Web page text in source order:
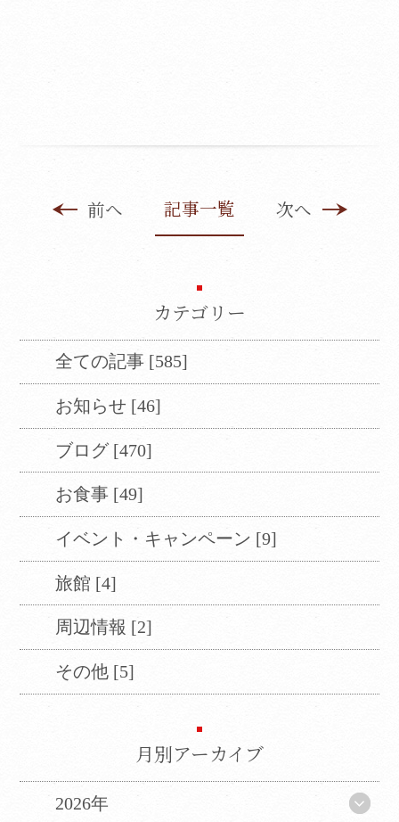
前へ 記事一覧 次へ
カテゴリー
全ての記事 [585]
お知らせ [46]
ブログ [470]
お食事 [49]
イベント・キャンペーン [9]
旅館 [4]
周辺情報 [2]
その他 [5]
月別アーカイブ
2026年